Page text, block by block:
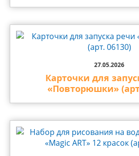
27.05.2026
Карточки для
«Повторюшки»